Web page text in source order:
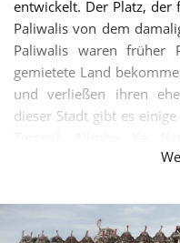
entwickelt. Der Platz,
Paliwalis von dem
Paliwalis waren früher
gemietete Land
und verließen ihren
dieser Stadt gibt es
Nationalpark, Hatundi